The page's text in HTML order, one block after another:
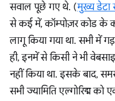
सवाल पूछे गए थे. (मुख्य डेटा
से कई में, कॉम्पोज़र कोड के
लागू किया गया था. सभी में
ही, इनमें से किसी ने भी
नहीं किया था. इसके बाद,
सभी ज्यामिति एल्गोरिद्म